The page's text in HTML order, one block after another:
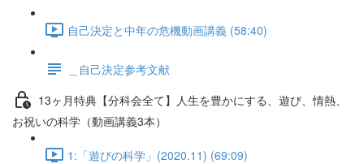
自己決定と中年の危機動画講義 (58:40)
＿自己決定参考文献
13ヶ月特典【分科会全て】人生を豊かにする、遊び、情熱、
お祝いの科学（動画講義3本）
1:「遊びの科学」(2020.11) (69:09)